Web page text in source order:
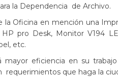
la Dependencia de Archivo.
Oficina en mención una
pro Desk, Monitor V194
etc.
eficiencia en su
requerimientos que haga la